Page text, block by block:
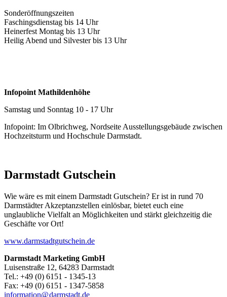
Sonderöffnungszeiten
Faschingsdienstag bis 14 Uhr
Heinerfest Montag bis 13 Uhr
Heilig Abend und Silvester bis 13 Uhr
Infopoint Mathildenhöhe
Samstag und Sonntag 10 - 17 Uhr
Infopoint: Im Olbrichweg, Nordseite Ausstellungsgebäude zwischen
Hochzeitsturm und Hochschule Darmstadt.
Darmstadt Gutschein
Wie wäre es mit einem Darmstadt Gutschein? Er ist in rund 70
Darmstädter Akzeptanzstellen einlösbar, bietet euch eine
unglaubliche Vielfalt an Möglichkeiten und stärkt gleichzeitig die
Geschäfte vor Ort!
www.darmstadtgutschein.de
Darmstadt Marketing GmbH
Luisenstraße 12, 64283 Darmstadt
Tel.: +49 (0) 6151 - 1345-13
Fax: +49 (0) 6151 - 1347-5858
information@darmstadt.de